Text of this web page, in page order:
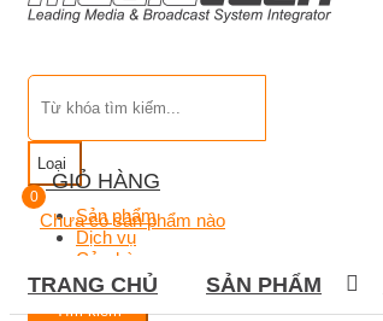
Loại
Sản phẩm
Dịch vụ
Cửa hàng
Tìm kiếm
0
GIỎ HÀNG
Chưa có sản phẩm nào
TRANG CHỦ SẢN PHẨM